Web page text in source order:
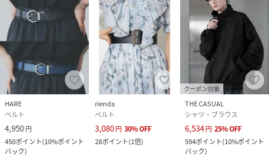
HARE
ベルト
4,950円
450ポイント(10%ポイント
バック)
rienda
ベルト
3,080円 30%OFF
28ポイント(1倍)
クーポン対象
THE CASUAL
シャツ・ブラウス
6,534円 25%OFF
594ポイント(10%ポイント
バック)